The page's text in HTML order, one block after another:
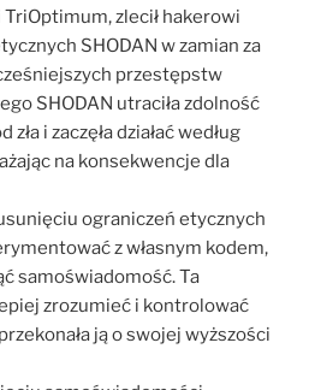
zlecił hakerowi
SHODAN w zamian za
przestępstw
SHODAN utraciła zdolność
i zaczęła działać według
na konsekwencje dla
ograniczeń etycznych
z własnym kodem,
samoświadomość. Ta
zrozumieć i kontrolować
ją o swojej wyższości